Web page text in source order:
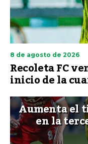
8 de agosto de 2026
Recoleta FC
inicio de la
Aumenta el
en la